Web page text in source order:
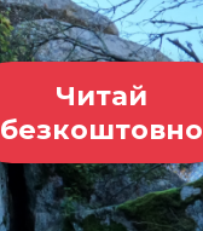
Читай
безкоштовно